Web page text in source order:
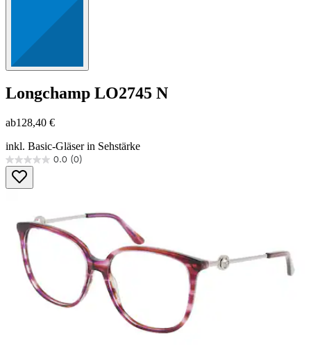
Longchamp LO2745 N
ab128,40 €
inkl. Basic-Gläser in Sehstärke
0.0 (0)
0.0
von
5